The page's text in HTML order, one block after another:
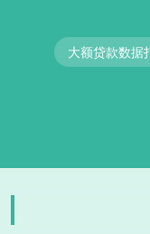
大额贷款数据